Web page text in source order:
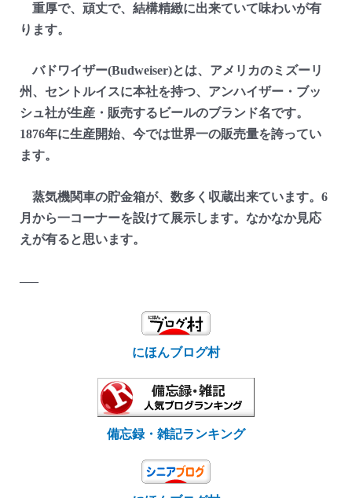
重厚で、頑丈で、結構精緻に出来ていて味わいが有
ります。
バドワイザー(Budweiser)とは、アメリカのミズーリ
州、セントルイスに本社を持つ、アンハイザー・ブッ
シュ社が生産・販売するビールのブランド名です。
1876年に生産開始、今では世界一の販売量を誇ってい
ます。
蒸気機関車の貯金箱が、数多く収蔵出来ています。6
月から一コーナーを設けて展示します。なかなか見応
えが有ると思います。
—–
にほんブログ村
備忘録・雑記ランキング